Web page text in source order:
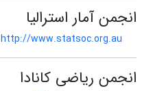
انجمن آمار استرالیا
http://www.statsoc.org.au
انجمن ریاضی کانادا